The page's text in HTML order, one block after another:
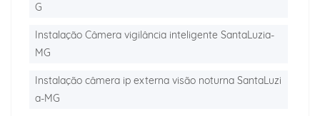
G
Instalação Câmera vigilância inteligente SantaLuzia-
MG
Instalação câmera ip externa visão noturna SantaLuzi
a-MG